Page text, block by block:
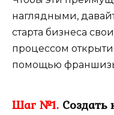
наглядными,
старта бизнеса
процессом
помощью франшизы
Шаг №1.